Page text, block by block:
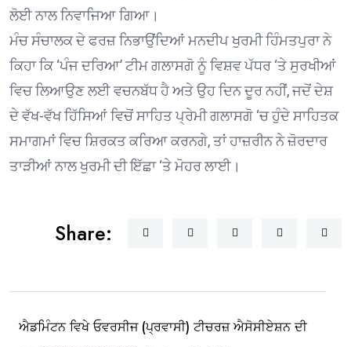
ਲੋਈ ਨਾਲ ਨਿਵਾਜਿਆ ਗਿਆ।
ਮੰਚ ਸੰਚਾਲਕ ਦੇ ਫਰਜ਼ ਨਿਭਾਉਂਦਿਆਂ ਮਨਦੀਪ ਖੁਰਮੀ ਹਿੰਮਤਪੁਰਾ ਨੇ
ਕਿਹਾ ਕਿ ‘ਪੰਜ ਦਰਿਆ’ ਟੀਮ ਗਲਾਸਗੋ ਨੂੰ ਵਿਸ਼ਵ ਪੱਧਰ ‘ਤੇ ਸੁਰਖੀਆਂ
ਵਿਚ ਲਿਆਉਣ ਲਈ ਵਚਨਬੱਧ ਹੈ ਅਤੇ ਉਹ ਦਿਨ ਦੂਰ ਨਹੀਂ, ਜਦੋਂ ਦੇਸ਼
ਦੇ ਵੱਖ-ਵੱਖ ਹਿੱਸਿਆਂ ਵਿਚੋਂ ਸਾਹਿਤ ਪ੍ਰੇਮੀ ਗਲਾਸਗੋ ‘ਚ ਹੁੰਦੇ ਸਾਹਿਤਕ
ਸਮਾਗਮਾਂ ਵਿਚ ਸ਼ਿਰਕਤ ਕਰਿਆ ਕਰਨਗੇ, ਤਾਂ ਹਾਜ਼ਰੀਨ ਨੇ ਜ਼ੋਰਦਾਰ
ਤਾੜੀਆਂ ਨਾਲ ਖੁਰਮੀ ਦੀ ਇੱਛਾ ‘ਤੇ ਮੋਹਰ ਲਾਈ।
Share:
ਐਡਮਿੰਟਨ ਵਿਖੇ ਓਵਰਸੀਜ (ਪ੍ਰਵਾਸੀ) ਟੀਚਰਜ਼ ਐਸੋਸੀਏਸ਼ਨ ਦੀ